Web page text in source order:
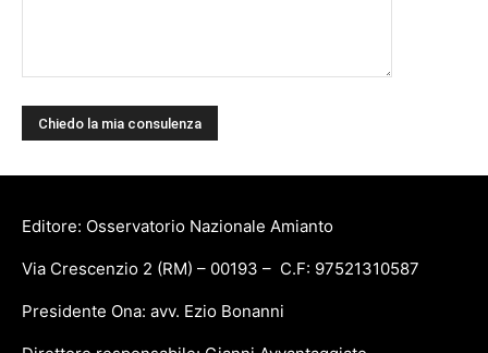
Editore: Osservatorio Nazionale Amianto
Via Crescenzio 2 (RM) – 00193 – C.F: 97521310587
Presidente Ona: avv. Ezio Bonanni